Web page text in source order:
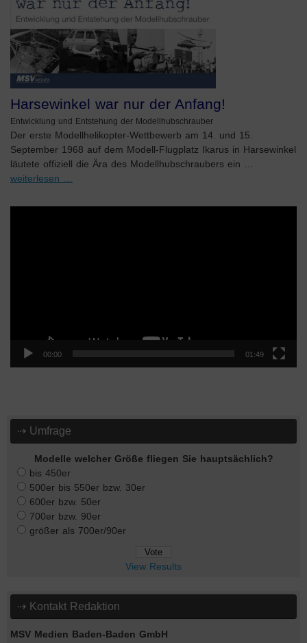
Harsewinkel war nur der Anfang!
Entwicklung und Entstehung der Modellhubschrauber
Der erste Modellhelikopter-Wettbewerb am 14. und 15.
September 1968 auf dem Modell-Flugplatz Ikarus in Harsewinkel
läutete offiziell die Ära des Modellhubschraubers ein …
weiterlesen …
00:00 01:49
⇢ Umfrage
Modelle welcher Größe fliegen Sie hauptsächlich?
bis 450er
500er bis 550er bzw. 30er
600er bzw. 50er
700er bzw. 90er
größer als 700er/90er
View Results
⇢ Kontakt Redaktion
MSV Medien Baden-Baden GmbH